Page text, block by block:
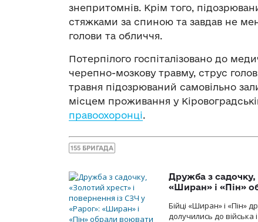
знепритомнів. Крім того,
стяжками за спиною та завдав не
голови та обличчя.
Потерпілого госпіталізовано до
черепно-мозкову травму, струс
травня підозрюваний самовільно
місцем проживання у
правоохоронці.
155 БРИГАДА
Дружба з садочку,
«Ширан» і «Пін»
Бійці «Ширан» і «Пін»
долучились до війська